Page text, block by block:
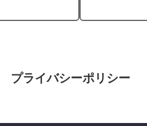
プライバシーポリシー